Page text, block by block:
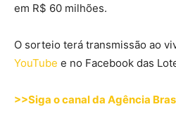
em R$ 60 milhões.
O sorteio terá transmissão ao
YouTube e no Facebook das
>>Siga o canal da Agência